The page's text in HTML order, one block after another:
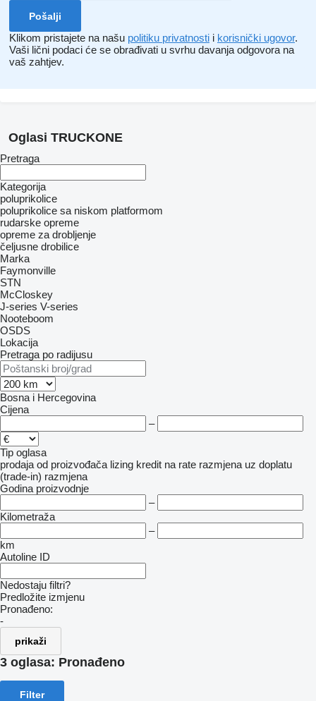
Klikom pristajete na našu politiku privatnosti i korisnički ugovor.
Vaši lični podaci će se obrađivati ​​u svrhu davanja odgovora na
vaš zahtjev.
Oglasi TRUCKONE
Pretraga
Kategorija
poluprikolice
poluprikolice sa niskom platformom
rudarske opreme
opreme za drobljenje
čeljusne drobilice
Marka
Faymonville
STN
McCloskey
J-series V-series
Nooteboom
OSDS
Lokacija
Pretraga po radijusu
Bosna i Hercegovina
Cijena
–
Tip oglasa
prodaja od proizvođača lizing kredit na rate razmjena uz doplatu
(trade-in) razmjena
Godina proizvodnje
–
Kilometraža
–
km
Autoline ID
Nedostaju filtri?
Predložite izmjenu
Pronađeno:
-
prikaži
3 oglasa: Pronađeno
Filter